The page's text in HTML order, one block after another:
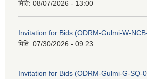
मिति: 08/07/2026 - 13:00
Invitation for Bids (ODRM-Gulmi-W-
मिति: 07/30/2026 - 09:23
Invitation for Bids (ODRM-Gulmi-G-SQ-